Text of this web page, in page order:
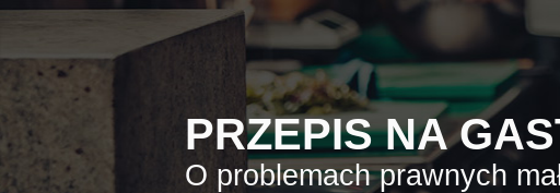
PRZEPIS NA
O problemach prawnych